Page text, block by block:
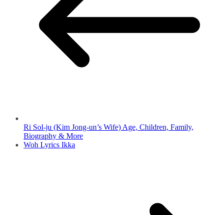
Ri Sol-ju (Kim Jong-un’s Wife) Age, Children, Family,
Biography & More
Woh Lyrics Ikka